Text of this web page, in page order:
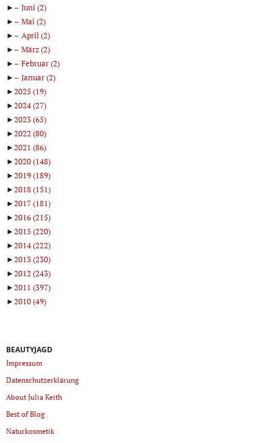
►
Juni(2)
►
Mai(2)
►
April(2)
►
März(2)
►
Februar(2)
►
Januar(2)
►2025 (19)
►2024(27)
►2023(65)
►2022 (80)
►2021 (86)
►2020(148)
►2019(189)
►2018(151)
►2017(181)
►2016(215)
►2015 (220)
►2014(222)
►2013(230)
►2012 (243)
►2011 (397)
►2010(49)
BEAUTYJAGD
Impressum
Datenschutzerklärung
About Julia Keith
Best of Blog
Naturkosmetik